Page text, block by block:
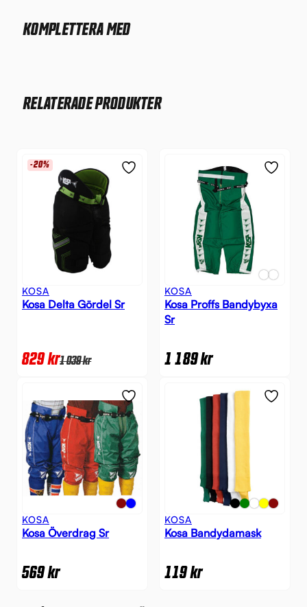
KOMPLETTERA MED
RELATERADE PRODUKTER
-20%
KOSA
Kosa Delta Gördel Sr
829kr1 039kr
KOSA
Kosa Proffs Bandybyxa
Sr
1 189kr
KOSA
Kosa Överdrag Sr
569kr
KOSA
Kosa Bandydamask
119kr